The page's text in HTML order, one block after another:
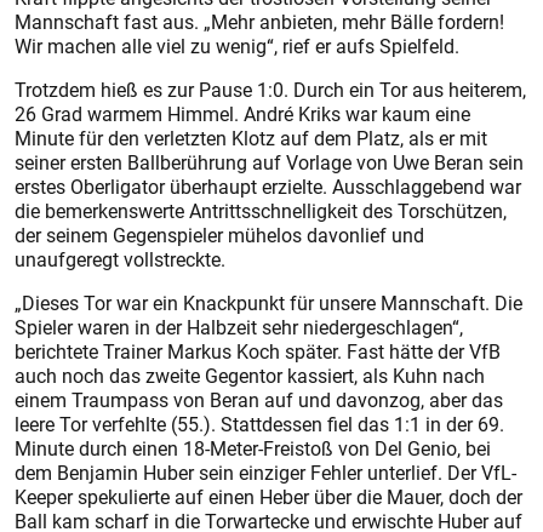
Mannschaft fast aus. „Mehr anbieten, mehr Bälle fordern!
Wir machen alle viel zu wenig“, rief er aufs Spielfeld.
Trotzdem hieß es zur Pause 1:0. Durch ein Tor aus heiterem,
26 Grad warmem Himmel. André Kriks war kaum eine
Minute für den verletzten Klotz auf dem Platz, als er mit
seiner ersten Ballberührung auf Vorlage von Uwe Beran sein
erstes Oberligator überhaupt erzielte. Ausschlaggebend war
die bemerkenswerte Antrittsschnelligkeit des Torschützen,
der seinem Gegenspieler mühelos davonlief und
unaufgeregt vollstreckte.
„Dieses Tor war ein Knackpunkt für unsere Mannschaft. Die
Spieler waren in der Halbzeit sehr niedergeschlagen“,
berichtete Trainer Markus Koch später. Fast hätte der VfB
auch noch das zweite Gegentor kassiert, als Kuhn nach
einem Traumpass von Beran auf und davonzog, aber das
leere Tor verfehlte (55.). Stattdessen fiel das 1:1 in der 69.
Minute durch einen 18-Meter-Freistoß von Del Genio, bei
dem Benjamin Huber sein einziger Fehler unterlief. Der VfL-
Keeper spekulierte auf einen Heber über die Mauer, doch der
Ball kam scharf in die Torwartecke und erwischte Huber auf